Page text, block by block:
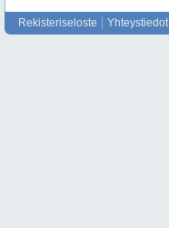
Rekisteriseloste Yhteystiedot